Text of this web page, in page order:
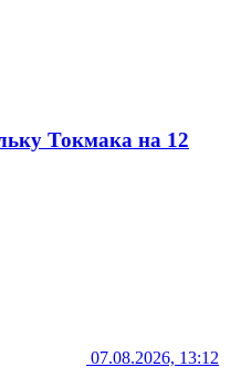
Токмака на 12
07.08.2026, 13:12